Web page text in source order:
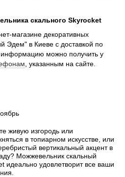
скального Skyrocket
магазине декоративных
Эдем" в Киеве с доставкой по
можно получить у
, указанным на сайте.
живую изгородь или
в топиарном искусстве, или
вертикальный акцент в
Можжевельник скальный
идеально удовлетворит все ваши